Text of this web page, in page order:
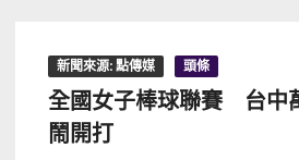
新聞來源: 點傳媒 頭條
全國女子棒球聯賽 台中
鬧開打